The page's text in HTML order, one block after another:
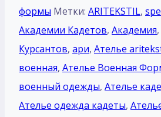
формы Метки: ARITEKSTIL,
Академии Кадетов, Академия,
Курсантов, ари, Ателье
военная, Ателье Военная
военный одежды, Ателье
Ателье одежда кадеты,